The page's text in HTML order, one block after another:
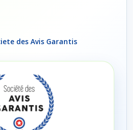
des Avis Garantis